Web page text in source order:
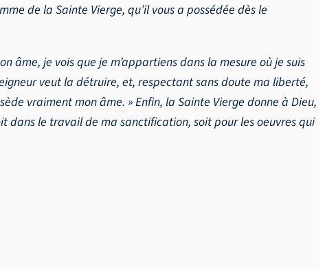
de la Sainte Vierge, qu’il vous a possédée dès le
âme, je vois que je m’appartiens dans la mesure où je suis
veut la détruire, et, respectant sans doute ma liberté,
vraiment mon âme. » Enfin, la Sainte Vierge donne à Dieu,
dans le travail de ma sanctification, soit pour les oeuvres qui